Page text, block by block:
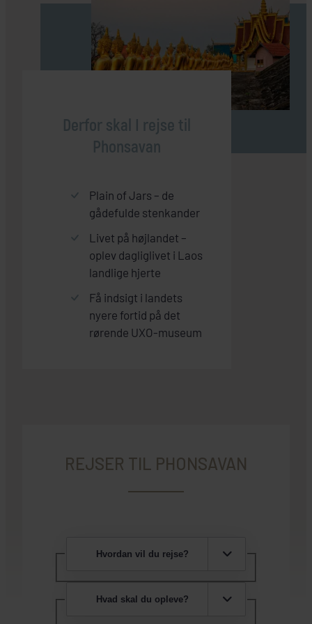
Derfor skal I rejse til
Phonsavan
Plain of Jars – de
gådefulde stenkander
Livet på højlandet –
oplev dagliglivet i Laos
landlige hjerte
Få indsigt i landets
nyere fortid på det
rørende UXO-museum
REJSER TIL PHONSAVAN
Hvordan vil du rejse?
Hvad skal du opleve?